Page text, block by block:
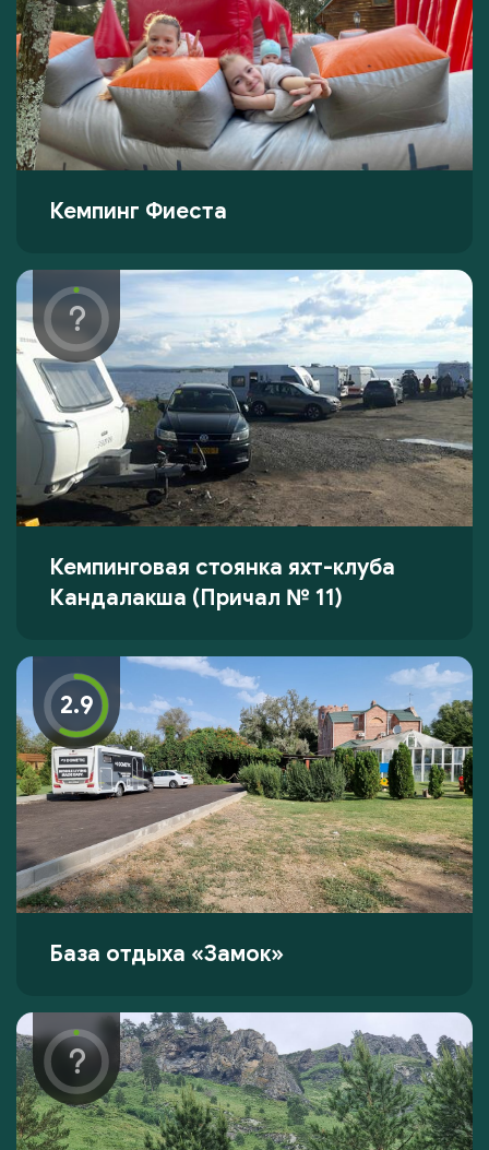
Кемпинг Фиеста
Кемпинговая стоянка яхт-клуба
Кандалакша (Причал № 11)
2.9
База отдыха «Замок»